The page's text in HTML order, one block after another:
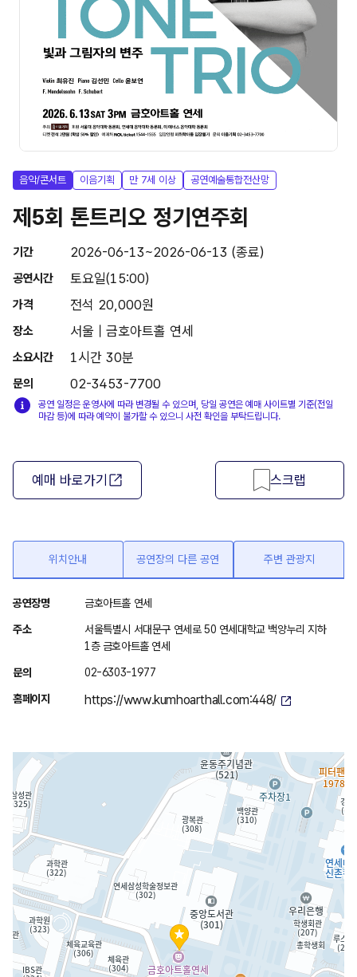
음악/콘서트 이음기획 만 7세 이상 공연예술통합전산망
제5회 톤트리오 정기연주회
기간 2026-06-13~2026-06-13 (종료)
공연시간 토요일(15:00)
가격 전석 20,000원
장소 서울 | 금호아트홀 연세
소요시간 1시간 30분
문의 02-3453-7700
공연 일정은 운영사에 따라 변경될 수 있으며, 당일 공연은 예매 사이트별 기준(전일
마감 등)에 따라 예약이 불가할 수 있으니 사전 확인을 부탁드립니다.
예매 바로가기 스크랩
위치안내 공연장의 다른 공연 주변 관광지
위
치
내
공연장명 금호아트홀 연세
주소
서울특별시 서대문구 연세로 50 연세대학교 백양누리 지하
1층 금호아트홀 연세
문의 02-6303-1977
홈페이지 https://www.kumhoarthall.com:448/